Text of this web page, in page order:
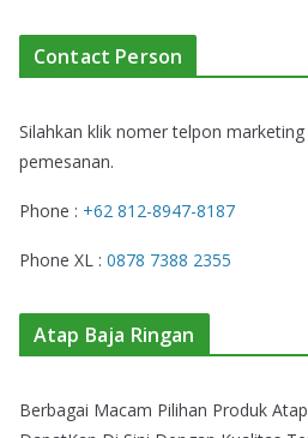
Contact Person
Silahkan klik nomer telpon
pemesanan.
Phone : +62 812-8947-8187
Phone XL : 0878 7388 2355
Atap Baja Ringan
Berbagai Macam Pilihan Produk